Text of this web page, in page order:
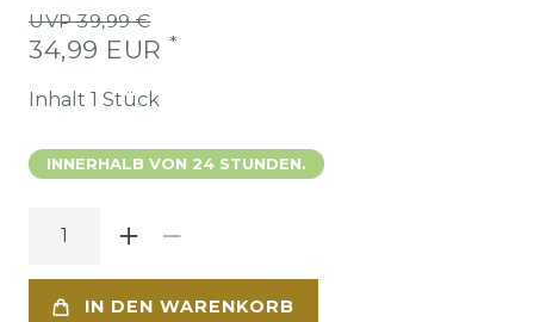
UVP 39,99 €
34,99 EUR *
Inhalt 1 Stück
INNERHALB VON 24 STUNDEN.
IN DEN WARENKORB